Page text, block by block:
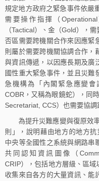
規定地方政府之緊急事件依嚴
需要操作指揮（
（Tactical）、金（Gold），
否區需要跨機關合作來因應緊
則屬於需要跨機關協調合作，
與資訊傳遞，以因應長期及廣
國性重大緊急事件，並且災難
急機構為「內閣緊急應變會
COBR，又稱為眼鏡蛇），同
Secretariat, CCS）也需要協調
為提升災難應變與復原效率
則」，說明藉由地方的地方
中央等全國性之系統與網路串
共同認知資訊圖像（
CRIP），包括地方層級、區
收集來自各方的大量資訊、能